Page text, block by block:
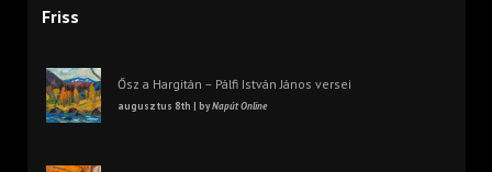
Friss
Ősz a Hargitán – Pálfi István János versei
augusztus 8th | byNapút Online